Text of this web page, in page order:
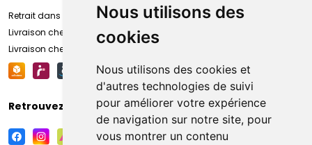
Nous utilisons des
cookies
Nous utilisons des cookies et
d'autres technologies de suivi
pour améliorer votre expérience
de navigation sur notre site, pour
vous montrer un contenu
Retrait dans la pharmacie d’Amiens
Livraison chez vous
Livraison chez votre commerçant
Retrouvez-nous sur vos réseaux sociaux